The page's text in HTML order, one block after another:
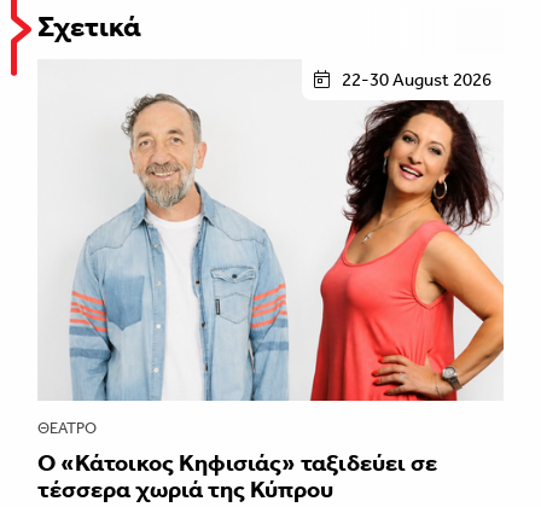
Σχετικά
22-30 August 2026
ΘΈΑΤΡΟ
Ο «Κάτοικος Κηφισιάς» ταξιδεύει σε
τέσσερα χωριά της Κύπρου